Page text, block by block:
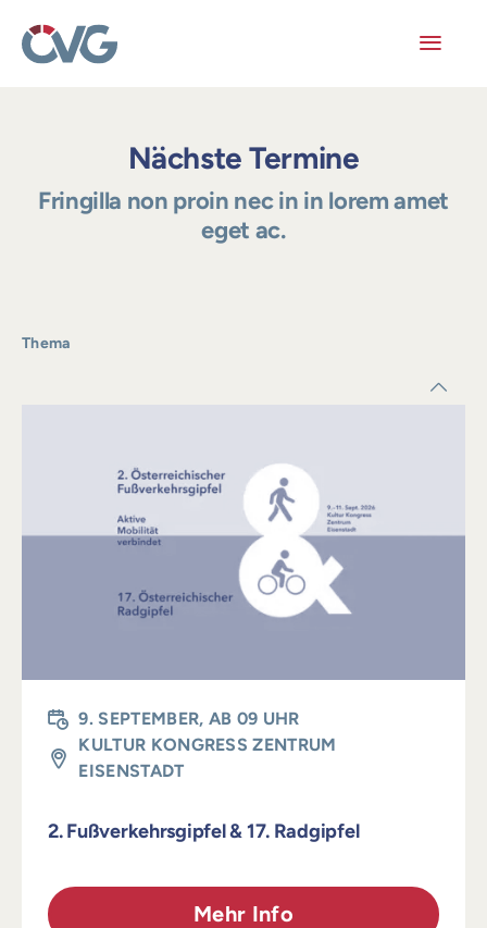
content
Login
Nächste Termine
Fringilla non proin nec in in lorem amet
eget ac.
Thema
9. SEPTEMBER, AB 09 UHR
KULTUR KONGRESS ZENTRUM
EISENSTADT
2. Fußverkehrsgipfel & 17. Radgipfel
Mehr Info